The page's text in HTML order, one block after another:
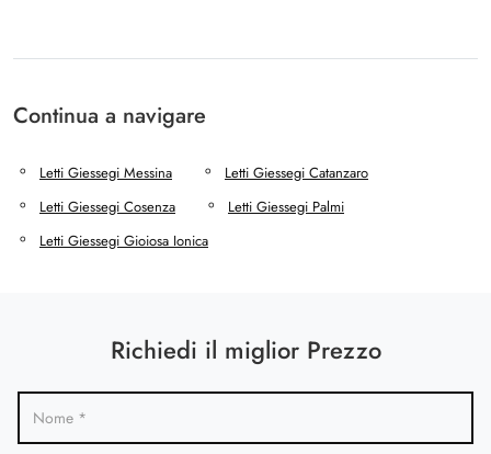
Continua a navigare
Letti Giessegi Messina
Letti Giessegi Catanzaro
Letti Giessegi Cosenza
Letti Giessegi Palmi
Letti Giessegi Gioiosa Ionica
Richiedi il miglior Prezzo